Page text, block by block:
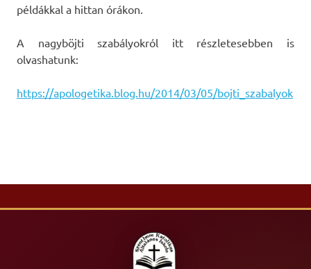
példákkal a hittan órákon.
A nagyböjti szabályokról itt részletesebben is
olvashatunk:
https://apologetika.blog.hu/2014/03/05/bojti_szabalyok